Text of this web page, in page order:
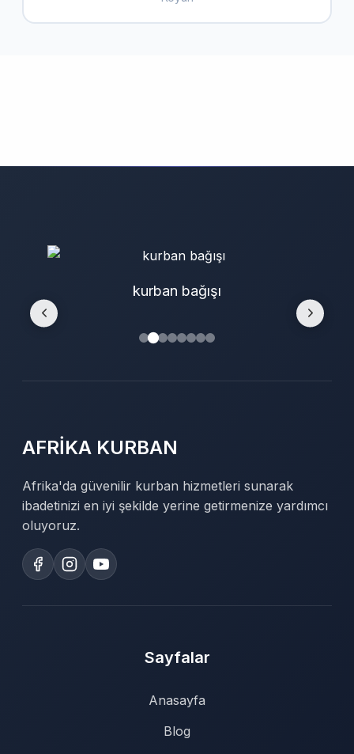
kurban bağışı
AFRİKA KURBAN
Afrika'da güvenilir kurban hizmetleri sunarak
ibadetinizi en iyi şekilde yerine getirmenize yardımcı
oluyoruz.
Sayfalar
Anasayfa
Blog